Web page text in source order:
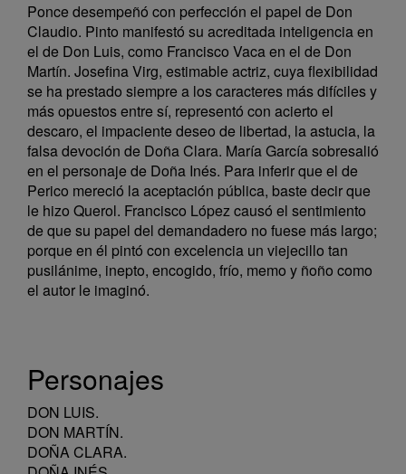
Ponce desempeñó con perfección el papel de Don
Claudio. Pinto manifestó su acreditada inteligencia en
el de Don Luis, como Francisco Vaca en el de Don
Martín. Josefina Virg, estimable actriz, cuya flexibilidad
se ha prestado siempre a los caracteres más difíciles y
más opuestos entre sí, representó con acierto el
descaro, el impaciente deseo de libertad, la astucia, la
falsa devoción de Doña Clara. María García sobresalió
en el personaje de Doña Inés. Para inferir que el de
Perico mereció la aceptación pública, baste decir que
le hizo Querol. Francisco López causó el sentimiento
de que su papel del demandadero no fuese más largo;
porque en él pintó con excelencia un viejecillo tan
pusilánime, inepto, encogido, frío, memo y ñoño como
el autor le imaginó.
Personajes
DON LUIS.
DON MARTÍN.
DOÑA CLARA.